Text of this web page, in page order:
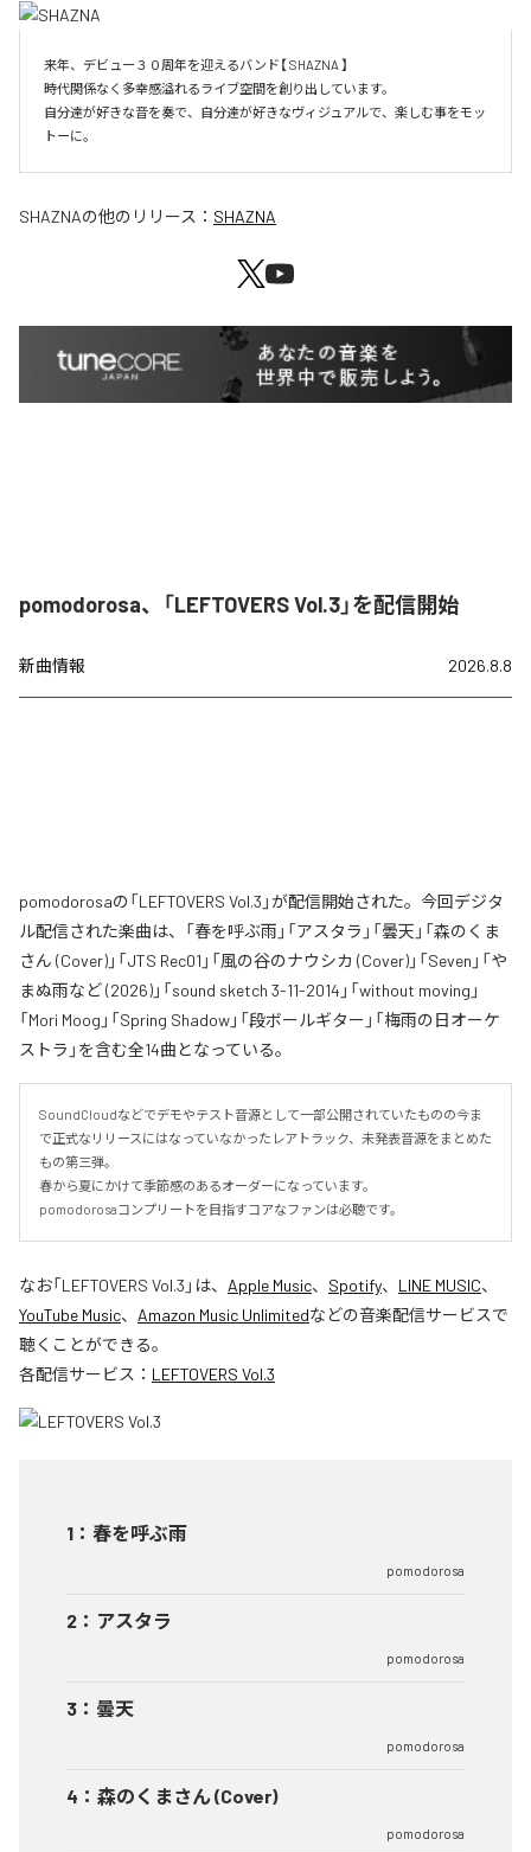
来年、デビュー３０周年を迎えるバンド【 SHAZNA 】
時代関係なく多幸感溢れるライブ空間を創り出しています。
自分達が好きな音を奏で、自分達が好きなヴィジュアルで、楽しむ事をモッ
SHAZNAの他のリリース： SHAZNA
pomodorosa、「LEFTOVERS Vol.3」を配信開始
新曲情報 2026.8.8
pomodorosaの「LEFTOVERS Vol.3」が配信開始された。今回デジタ
ル配信された楽曲は、「春を呼ぶ雨」「アスタラ」「曇天」「森のくま
さん (Cover)」「JTS Rec01」「風の谷のナウシカ (Cover)」「Seven」「や
まぬ雨など (2026)」「sound sketch 3-11-2014」「without moving」
「Mori Moog」「Spring Shadow」「段ボールギター」「梅雨の日オーケ
ストラ」を含む全14曲となっている。
SoundCloudなどでデモやテスト音源として一部公開されていたものの今ま
で正式なリリースにはなっていなかったレアトラック、未発表音源をまとめた
もの第三弾。
春から夏にかけて季節感のあるオーダーになっています。
pomodorosaコンプリートを目指すコアなファンは必聴です。
なお「LEFTOVERS Vol.3 」は、 Apple Music、 Spotify、 LINE MUSIC、
YouTube Music、 Amazon Music Unlimitedなどの音楽配信サービスで
聴くことができる。
各配信サービス： LEFTOVERS Vol.3
1 ： 春を呼ぶ雨
pomodorosa
2 ： アスタラ
pomodorosa
3 ： 曇天
pomodorosa
4 ： 森のくまさん (Cover)
pomodorosa